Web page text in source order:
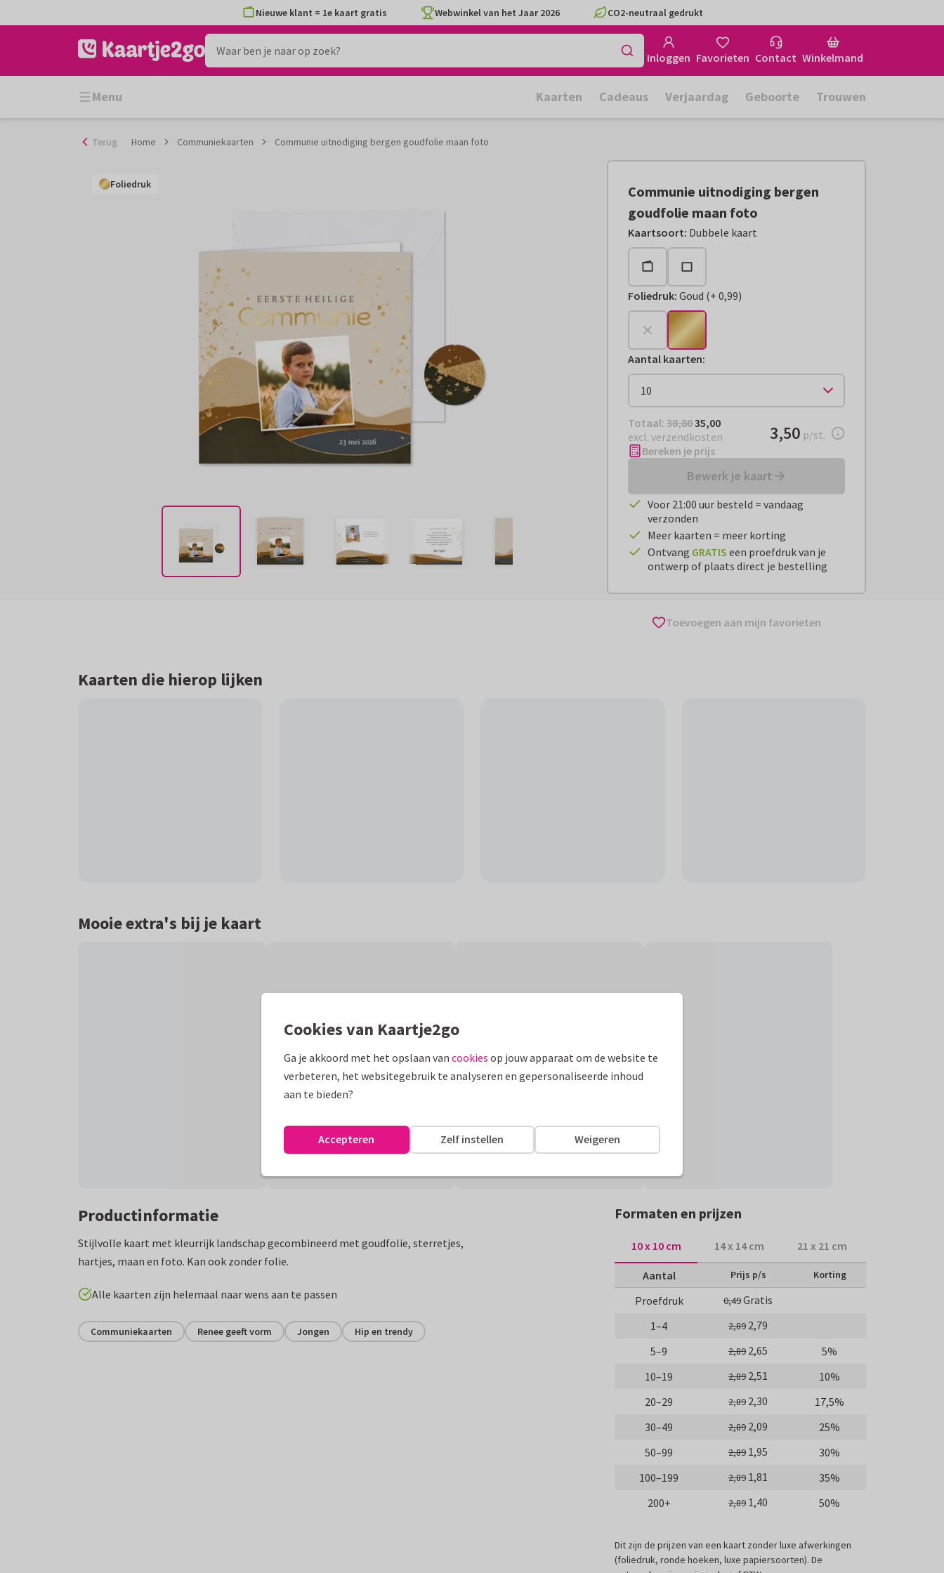
naar
Nieuwe klant = 1e kaart gratis Webwinkel van het Jaar 2026 CO2-neutraal gedrukt
Inloggen Favorieten Contact Winkelmand
Menu Kaarten Cadeaus Verjaardag Geboorte Trouwen
Terug Home Communiekaarten Communie uitnodiging bergen goudfolie maan foto
Foliedruk
Foliedruk
Foliedruk
Foliedruk
Foliedruk
Communie uitnodiging bergen
goudfolie maan foto
Kaartsoort: Dubbele kaart
Foliedruk:Goud (
+€ 0,99
+ 0,99)
Aantal kaarten:
Totaal: € 35,00
Totaal: 38,8035,00
excl. verzendkosten
€ 3,50per stuk
3,50 p/st.
Bereken je prijs
Bewerk je kaart
Voor 21:00 uur besteld = vandaag
verzonden
Meer kaarten = meer korting
Ontvang GRATIS een proefdruk van je
ontwerp of plaats direct je bestelling
Toevoegen aan mijn favorieten
Kaarten die hierop lijken
Mooie extra's bij je kaart
Productinformatie
Stijlvolle kaart met kleurrijk landschap gecombineerd met goudfolie, sterretjes,
hartjes, maan en foto. Kan ook zonder folie.
Alle kaarten zijn helemaal naar wens aan te passen
Communiekaarten Renee geeft vorm Jongen Hip en trendy
Formaten en prijzen
10 x 10 cm 14 x 14 cm 21 x 21 cm
Aantal Prijs p/s Korting
Proefdruk 0,49Gratis
1–4
2,89 2,79
5–9
2,89 2,65
5%
10–19
2,89 2,51
10%
20–29
2,89 2,30
17,5%
30–49
2,89 2,09
25%
50–99
2,89 1,95
30%
100–199
2,89 1,81
35%
200+
2,89 1,40 50%
Dit zijn de prijzen van een kaart zonder luxe afwerkingen
(foliedruk, ronde hoeken, luxe papiersoorten). De
Cookies van Kaartje2go
Ga je akkoord met het opslaan van cookies op jouw apparaat om de website te
verbeteren, het websitegebruik te analyseren en gepersonaliseerde inhoud
aan te bieden?
Weigeren
Zelf instellen
Accepteren